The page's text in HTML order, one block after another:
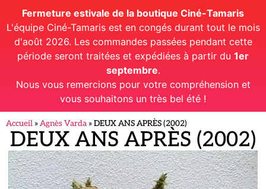
Fermeture estivale de la boutique Ciné-Tamaris
L'équipe Ciné-Tamaris est en congés durant tout le mois
d'août 2026. Les commandes passées pendant cette
période seront traitées et expédiées à partir du 1er
septembre.
Nous vous remercions pour votre compréhension et
vous souhaitons un très bel été !
Accueil »Agnès Varda »DEUX ANS APRÈS (2002)
DEUX ANS APRÈS (2002)